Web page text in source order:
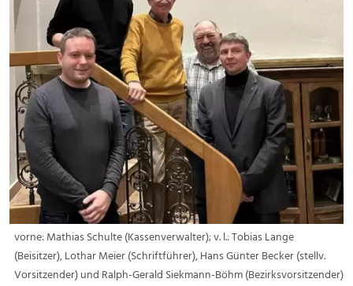
vorne: Mathias Schulte (Kassenverwalter); v. l.: Tobias Lange
(Beisitzer), Lothar Meier (Schriftführer), Hans Günter Becker (stellv.
Vorsitzender) und Ralph-Gerald Siekmann-Böhm (Bezirksvorsitzender)